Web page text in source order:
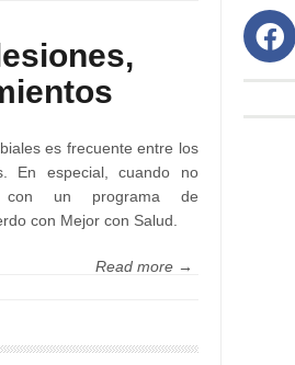
es frecuente entre los
En especial, cuando no
con un programa de
con Mejor con Salud.
Read more →